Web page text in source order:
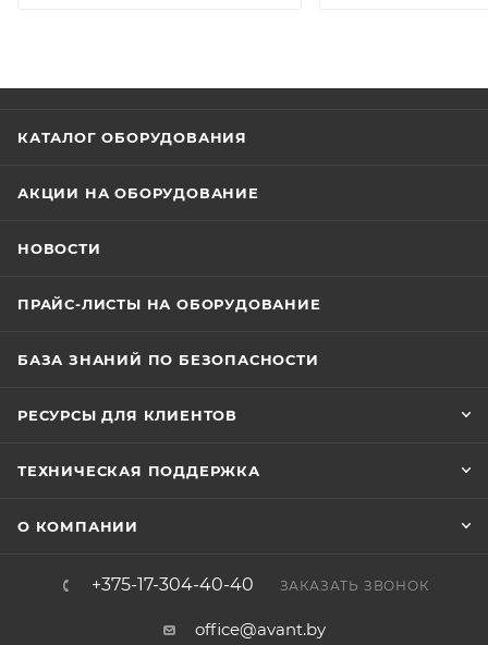
КАТАЛОГ ОБОРУДОВАНИЯ
АКЦИИ НА ОБОРУДОВАНИЕ
НОВОСТИ
ПРАЙС-ЛИСТЫ НА ОБОРУДОВАНИЕ
БАЗА ЗНАНИЙ ПО БЕЗОПАСНОСТИ
РЕСУРСЫ ДЛЯ КЛИЕНТОВ
ТЕХНИЧЕСКАЯ ПОДДЕРЖКА
О КОМПАНИИ
+375-17-304-40-40 ЗАКАЗАТЬ ЗВОНОК
office@avant.by